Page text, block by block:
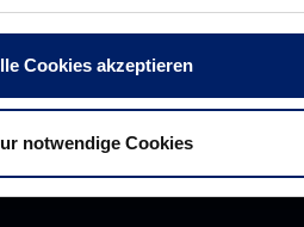
Cookies akzeptieren
notwendige Cookies